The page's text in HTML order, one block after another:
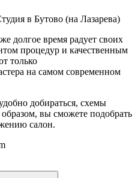
Донского м. Бунинская
в Бутово (на Лазарева)
долгое время радует своих
процедур и качественным
только
на самом современном
добираться, схемы
вы сможете подобрать
салон.